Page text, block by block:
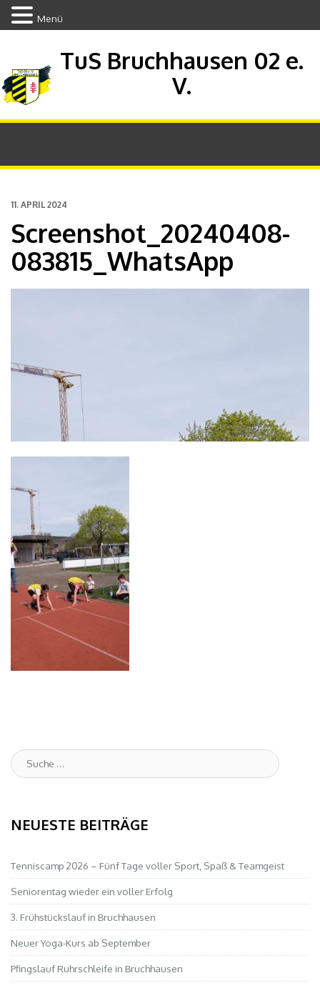
TuS Bruchhausen 02 e.
V.
11. APRIL 2024
Screenshot_20240408-
083815_WhatsApp
Suche
:
NEUESTE BEITRÄGE
Tenniscamp 2026 – Fünf Tage voller Sport, Spaß & Teamgeist
Seniorentag wieder ein voller Erfolg
3. Frühstückslauf in Bruchhausen
Neuer Yoga-Kurs ab September
Pfingslauf Ruhrschleife in Bruchhausen
Menü